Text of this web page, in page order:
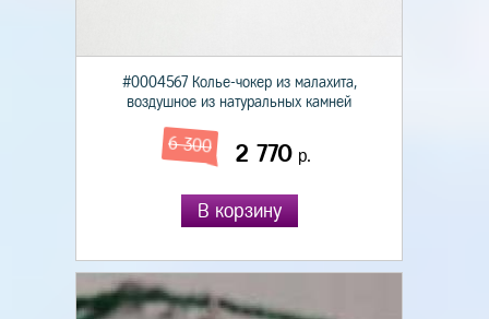
#0004567 Колье-чокер из малахита,
воздушное из натуральных камней
6 300 2 770р.
В корзину